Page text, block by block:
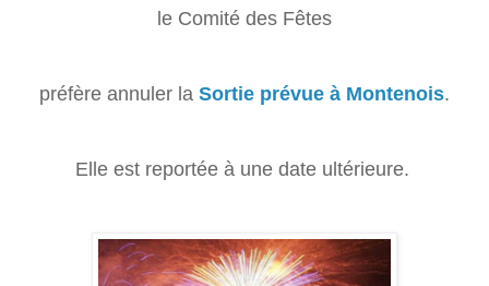
le Comité des Fêtes
préfère annuler la Sortie prévue à Montenois.
Elle est reportée à une date ultérieure.